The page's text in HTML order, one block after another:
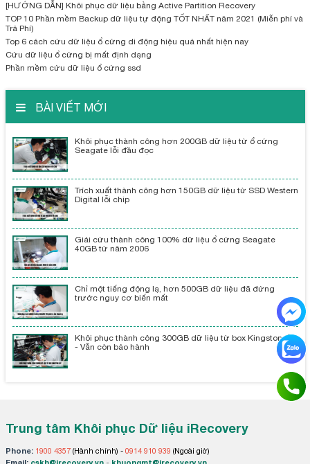
[HƯỚNG DẪN] Khôi phục dữ liệu bằng Active Partition Recovery
TOP 10 Phần mềm Backup dữ liệu tự động TỐT NHẤT năm 2021 (Miễn phí và
Trả Phí)
Top 6 cách cứu dữ liệu ổ cứng di động hiệu quả nhất hiện nay
Cứu dữ liệu ổ cứng bị mất định dạng
Phần mềm cứu dữ liệu ổ cứng ssd
BÀI VIẾT MỚI
Khôi phục thành công hơn 200GB dữ liệu từ ổ cứng
Seagate lỗi đầu đọc
Trích xuất thành công hơn 150GB dữ liệu từ SSD Western
Digital lỗi chip
Giải cứu thành công 100% dữ liệu ổ cứng Seagate
40GB từ năm 2006
Chỉ một tiếng động lạ, hơn 500GB dữ liệu đã đứng
trước nguy cơ biến mất
Khôi phục thành công 300GB dữ liệu từ box Kingston lỗi
- Vẫn còn bảo hành
Trung tâm Khôi phục Dữ liệu iRecovery
Phone: 1900 4357(Hành chính) - 0914 910 939 (Ngoài giờ)